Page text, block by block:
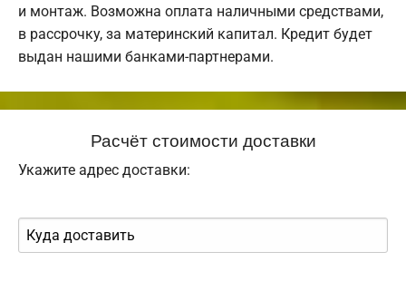
и монтаж. Возможна оплата наличными средствами,
в рассрочку, за материнский капитал. Кредит будет
выдан нашими банками-партнерами.
Расчёт стоимости доставки
Укажите адрес доставки: